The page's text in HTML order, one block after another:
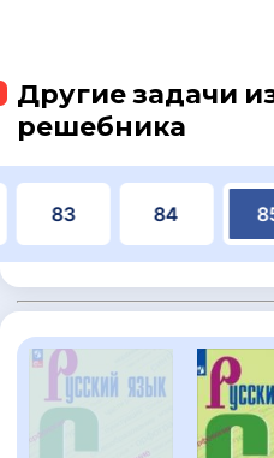
Другие задачи
решебника
83 84